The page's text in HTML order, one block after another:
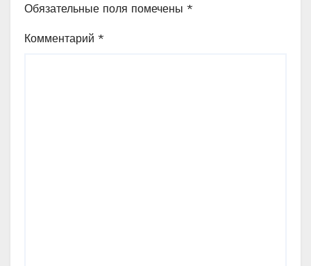
Обязательные поля помечены *
Комментарий *